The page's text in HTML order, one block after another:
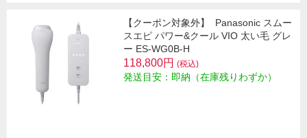
【クーポン対象外】
Panasonic スムー
スエピ パワー&クール VIO 太い毛 グレ
ー ES-WG0B-H
118,800円 (税込)
発送目安：即納（在庫残りわずか）